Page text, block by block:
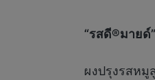
“รสดี®มายด์”
ผงปรุงรสหมู